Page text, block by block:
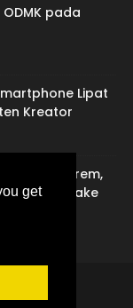
get
pada
Lipat
Kreator
Marem,
Nentremake